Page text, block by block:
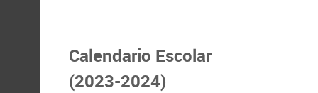
Calendario Escolar
(2023-2024)